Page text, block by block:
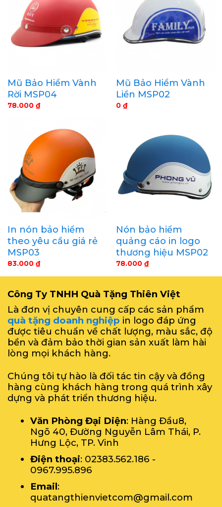
Mũ Bảo Hiểm Vành
Rời MSP04
78.000 ₫
Mũ Bảo Hiểm Vành
Liền MSP02
0 ₫
In nón bảo hiểm
theo yêu cầu giá rẻ
MSP03
83.000 ₫
Nón bảo hiểm
quảng cáo in logo
thương hiệu MSP02
78.000 ₫
Công Ty TNHH Quà Tặng Thiên Việt
Là đơn vị chuyên cung cấp các sản phẩm
quà tặng doanh nghiệp in logo đáp ứng
được tiêu chuẩn về chất lượng, màu sắc, độ
bền và đảm bảo thời gian sản xuất làm hài
lòng mọi khách hàng.
Chúng tôi tự hào là đối tác tin cậy và đồng
hàng cùng khách hàng trong quá trình xây
dựng và phát triển thương hiệu.
Văn Phòng Đại Diện: Hàng Đầu8,
Ngõ 40, Đường Nguyễn Lâm Thái, P.
Hưng Lộc, TP. Vinh
Điện thoại: 02383.562.186 -
0967.995.896
Email:
quatangthienvietcom@gmail.com